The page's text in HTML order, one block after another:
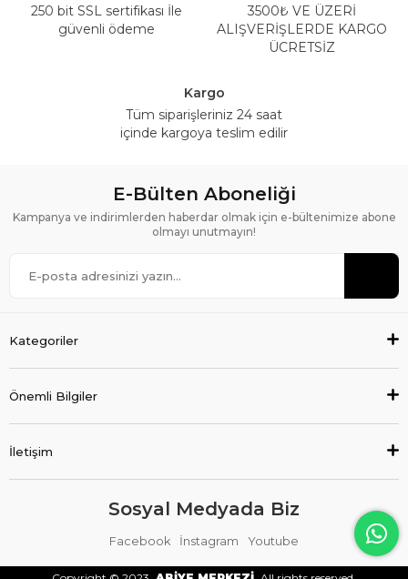
250 bit SSL sertifikası İle
güvenli ödeme
3500₺ VE ÜZERİ
ALIŞVERİŞLERDE KARGO
ÜCRETSİZ
Kargo
Tüm siparişleriniz 24 saat
içinde kargoya teslim edilir
E-Bülten Aboneliği
Kampanya ve indirimlerden haberdar olmak için e-bültenimize abone
olmayı unutmayın!
Kategoriler
Önemli Bilgiler
İletişim
Sosyal Medyada Biz
Facebook İnstagram Youtube